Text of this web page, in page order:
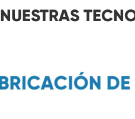
NUESTRAS